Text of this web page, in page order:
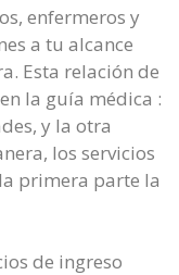
enfermeros y
a tu alcance
Esta relación de
la guía médica :
y la otra
los servicios
primera parte la
de ingreso